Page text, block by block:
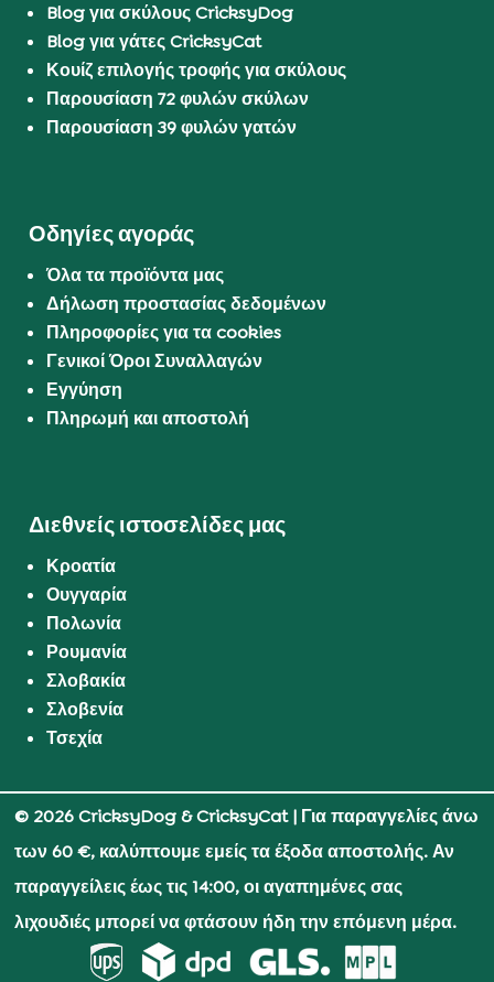
Blog για σκύλους CricksyDog
Blog για γάτες CricksyCat
Κουίζ επιλογής τροφής για σκύλους
Παρουσίαση 72 φυλών σκύλων
Παρουσίαση 39 φυλών γατών
Οδηγίες αγοράς
Όλα τα προϊόντα μας
Δήλωση προστασίας δεδομένων
Πληροφορίες για τα cookies
Γενικοί Όροι Συναλλαγών
Εγγύηση
Πληρωμή και αποστολή
Διεθνείς ιστοσελίδες μας
Κροατία
Ουγγαρία
Πολωνία
Ρουμανία
Σλοβακία
Σλοβενία
Τσεχία
© 2026 CricksyDog & CricksyCat| Για παραγγελίες άνω
των 60 €, καλύπτουμε εμείς τα έξοδα αποστολής. Αν
παραγγείλεις έως τις 14:00, οι αγαπημένες σας
λιχουδιές μπορεί να φτάσουν ήδη την επόμενη μέρα.